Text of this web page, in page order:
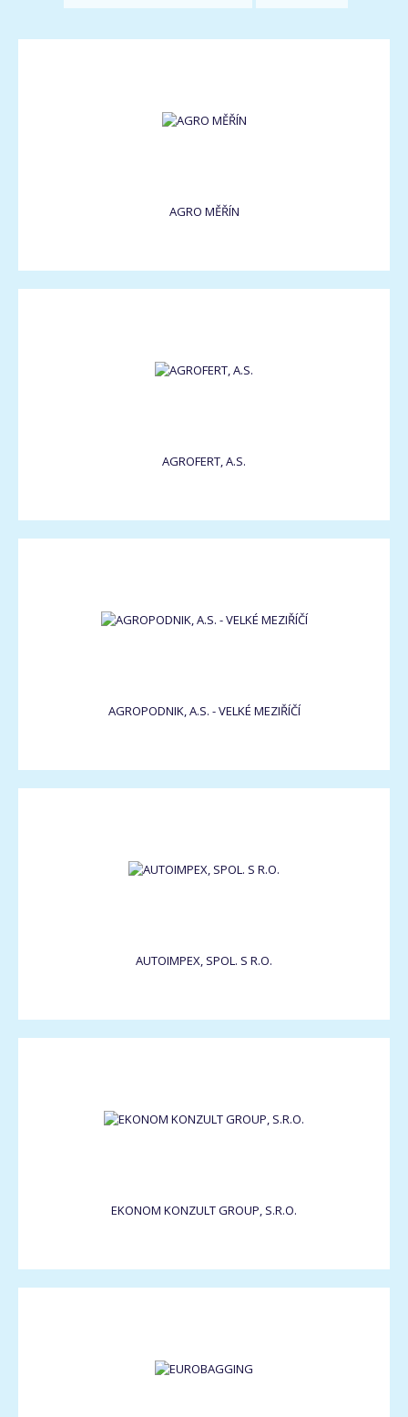
AGRO MĚŘÍN
AGROFERT, A.S.
AGROPODNIK, A.S. - VELKÉ MEZIŘÍČÍ
AUTOIMPEX, SPOL. S R.O.
EKONOM KONZULT GROUP, S.R.O.